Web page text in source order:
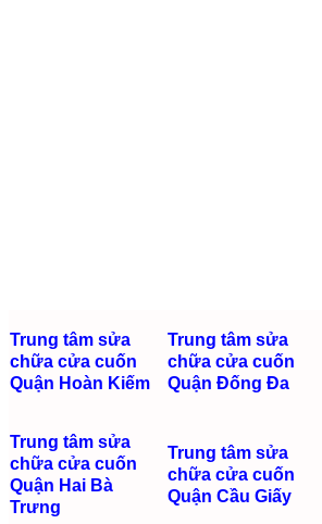
Trung tâm sửa
chữa cửa cuốn
Quận Hoàn Kiếm
Trung tâm sửa
chữa cửa cuốn
Quận Đống Đa
Trung tâm sửa
chữa cửa cuốn
Quận Hai Bà
Trưng
Trung tâm sửa
chữa cửa cuốn
Quận Cầu Giấy